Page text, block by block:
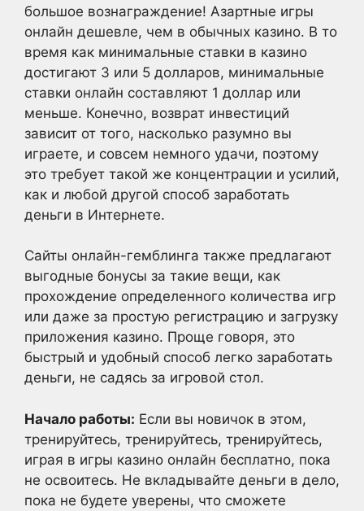
большое вознаграждение! Азартные игры
онлайн дешевле, чем в обычных казино. В то
время как минимальные ставки в казино
достигают 3 или 5 долларов, минимальные
ставки онлайн составляют 1 доллар или
меньше. Конечно, возврат инвестиций
зависит от того, насколько разумно вы
играете, и совсем немного удачи, поэтому
это требует такой же концентрации и усилий,
как и любой другой способ заработать
деньги в Интернете.
Сайты онлайн-гемблинга также предлагают
выгодные бонусы за такие вещи, как
прохождение определенного количества игр
или даже за простую регистрацию и загрузку
приложения казино. Проще говоря, это
быстрый и удобный способ легко заработать
деньги, не садясь за игровой стол.
Начало работы: Если вы новичок в этом,
тренируйтесь, тренируйтесь, тренируйтесь,
играя в игры казино онлайн бесплатно, пока
не освоитесь. Не вкладывайте деньги в дело,
пока не будете уверены, что сможете